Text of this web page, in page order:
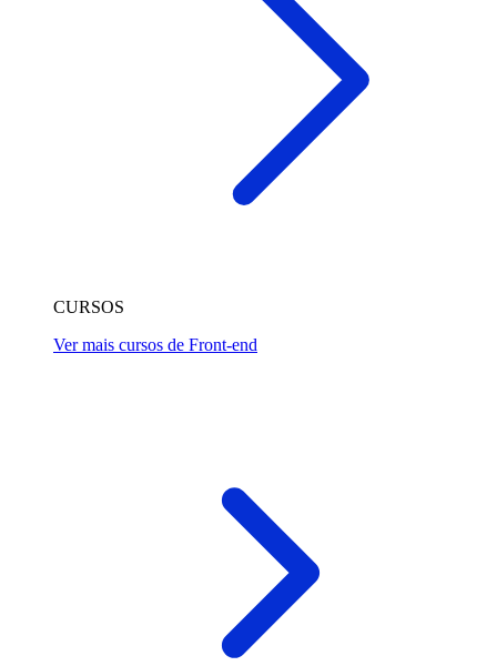
CURSOS
Ver mais cursos de Front-end